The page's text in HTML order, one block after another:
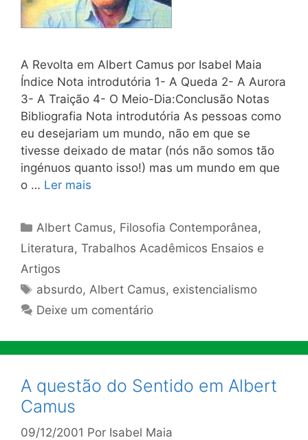
A Revolta em Albert Camus por Isabel Maia
Índice Nota introdutória 1- A Queda 2- A Aurora
3- A Traição 4- O Meio-Dia:Conclusão Notas
Bibliografia Nota introdutória As pessoas como
eu desejariam um mundo, não em que se
tivesse deixado de matar (nós não somos tão
ingénuos quanto isso!) mas um mundo em que
o … Ler mais
Categorias
Albert Camus, Filosofia Contemporânea,
Literatura, Trabalhos Acadêmicos Ensaios e
Artigos
Tags
absurdo, Albert Camus, existencialismo
Deixe um comentário
A questão do Sentido em Albert
Camus
09/12/2001 Por Isabel Maia